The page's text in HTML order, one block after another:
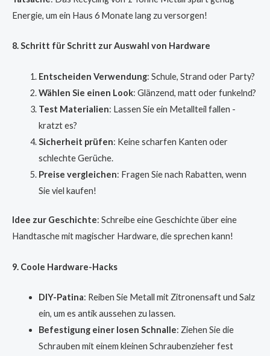
Energie, um ein Haus 6 Monate lang zu versorgen!
8. Schritt für Schritt zur Auswahl von Hardware
Entscheiden Verwendung: Schule, Strand oder Party?
Wählen Sie einen Look: Glänzend, matt oder funkelnd?
Test Materialien: Lassen Sie ein Metallteil fallen -
kratzt es?
Sicherheit prüfen: Keine scharfen Kanten oder
schlechte Gerüche.
Preise vergleichen: Fragen Sie nach Rabatten, wenn
Sie viel kaufen!
Idee zur Geschichte: Schreibe eine Geschichte über eine
Handtasche mit magischer Hardware, die sprechen kann!
9. Coole Hardware-Hacks
DIY-Patina: Reiben Sie Metall mit Zitronensaft und Salz
ein, um es antik aussehen zu lassen.
Befestigung einer losen Schnalle: Ziehen Sie die
Schrauben mit einem kleinen Schraubenzieher fest